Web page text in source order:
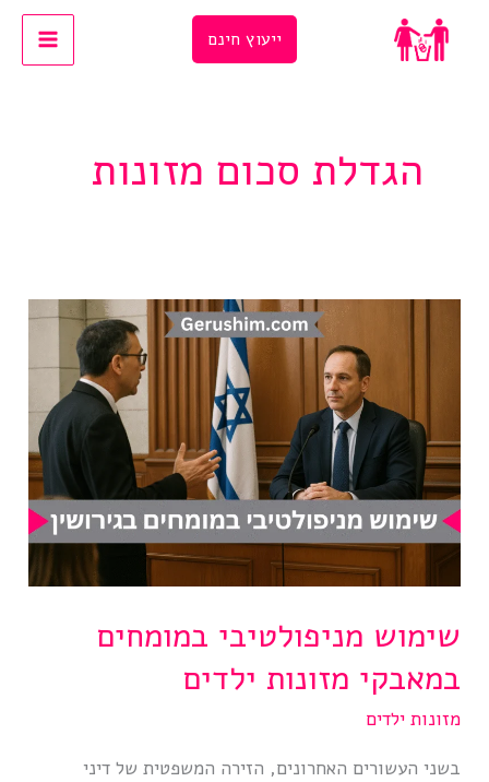
ייעוץ חינם
הגדלת סכום מזונות
שימוש מניפולטיבי במומחים
במאבקי מזונות ילדים
מזונות ילדים
בשני העשורים האחרונים, הזירה המשפטית של דיני